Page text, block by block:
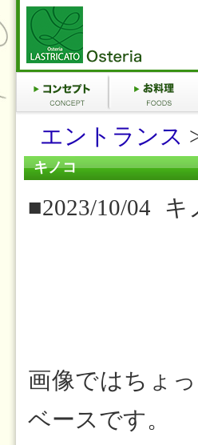
エントランス
キノコ
■2023/10/04 キ
画像ではちょ
ベースです。